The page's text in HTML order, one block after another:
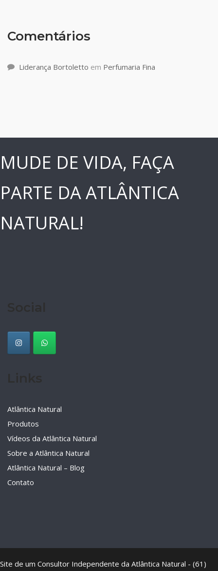
Comentários
Liderança Bortoletto em Perfumaria Fina
MUDE DE VIDA, FAÇA
PARTE DA ATLÂNTICA
NATURAL!
Atlântica Natural
Produtos
Vídeos da Atlântica Natural
Sobre a Atlântica Natural
Atlântica Natural – Blog
Contato
Site de um Consultor Independente da Atlântica Natural - (61)